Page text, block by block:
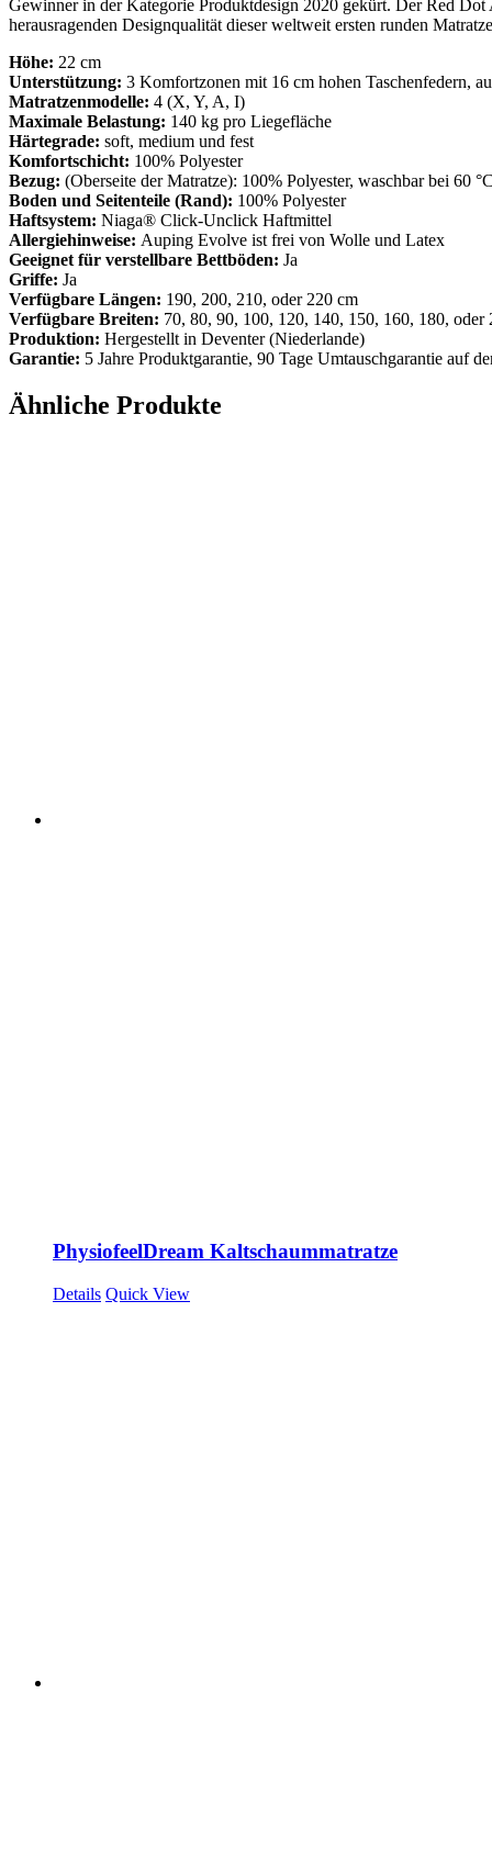
Gewinner in der Kategorie Produktdesign 2020 gekürt. Der Red
herausragenden Designqualität dieser weltweit ersten runden
Höhe: 22 cm
Unterstützung: 3 Komfortzonen mit 16 cm hohen Taschenfedern,
Matratzenmodelle: 4 (X, Y, A, I)
Maximale Belastung: 140 kg pro Liegefläche
Härtegrade: soft, medium und fest
Komfortschicht: 100% Polyester
Bezug: (Oberseite der Matratze): 100% Polyester, waschbar bei 60
Boden und Seitenteile (Rand): 100% Polyester
Haftsystem: Niaga® Click-Unclick Haftmittel
Allergiehinweise: Auping Evolve ist frei von Wolle und Latex
Geeignet für verstellbare Bettböden: Ja
Griffe: Ja
Verfügbare Längen: 190, 200, 210, oder 220 cm
Verfügbare Breiten: 70, 80, 90, 100, 120, 140, 150, 160, 180, oder
Produktion: Hergestellt in Deventer (Niederlande)
Garantie: 5 Jahre Produktgarantie, 90 Tage Umtauschgarantie auf
Ähnliche Produkte
PhysiofeelDream Kaltschaummatratze
Details Quick View